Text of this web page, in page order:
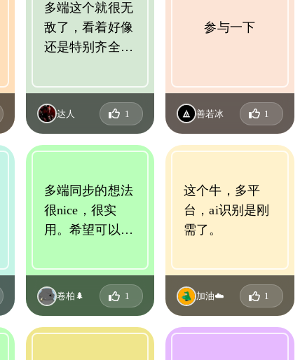
多端这个就很无
敌了，看着好像
还是特别齐全，
有了！
达人 1
参与一下
善若冰 1
多端同步的想法
很nice，很实
用。希望可以多
以限制大小
卷柏🌲 1
这个牛，多平
台，ai识别是刚
需了。
加油☁️ 1